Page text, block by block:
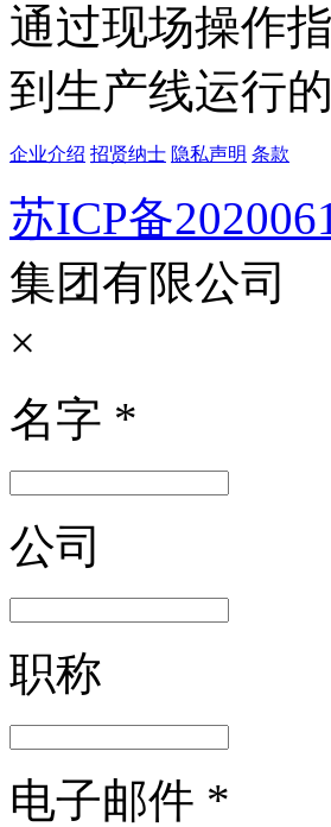
通过现场操作
到生产线运行
企业介绍 招贤纳士 隐私声明 条款
苏ICP备
集团有限公司
×
名字 *
公司
职称
电子邮件 *